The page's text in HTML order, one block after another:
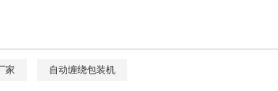
家 自动缠绕包装机